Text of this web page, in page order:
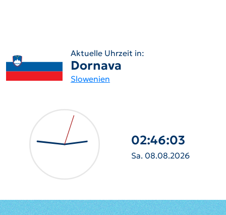
Aktuelle Uhrzeit in:
Dornava
Slowenien
02:46:05
Sa. 08.08.2026